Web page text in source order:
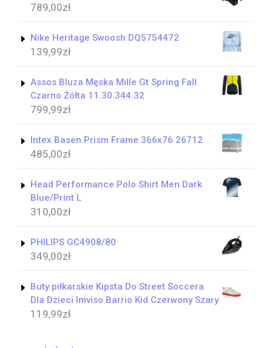
789,00zł
Nike Heritage Swoosh DQ5754472
139,99zł
Assos Bluza Męska Mille Gt Spring Fall
Czarno Żółta 11.30.344.32
799,99zł
Intex Basen Prism Frame 366x76 26712
485,00zł
Head Performance Polo Shirt Men Dark
Blue/Print L
310,00zł
PHILIPS GC4908/80
349,00zł
Buty piłkarskie Kipsta Do Street Soccera
Dla Dzieci Imviso Barrio Kid Czerwony Szary
119,99zł